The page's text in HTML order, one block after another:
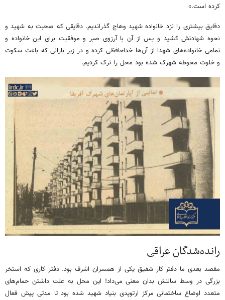
کرده است.»
دقایق بیشتری را نزد خانواده شهید وهاج گذراندیم. دقایقی که صحبت به شهید و
نحوه شهادتش کشید و پس از آن با آرزوی صبر و موفقیت برای این خانواده و
تمامی خانواده‌های شهدا از آن‌ها خداحافظی کرده و در زیر بارانی که باعث سکوت
و خلوت محوطه شهرک شده بود محل را ترک کردیم.
رانده‌شدگان عراقی
مقصد بعدی ما دفتر کار شفیق یکی از همسران اشرف بود. دفتر کاری که استخر
بزرگی در وسط سالنش بدان معنی می‌داد! این محل به علت داشتن حمام‌های
متعدد اوضاع ساختمانی مرکز ارتوپدی بنیاد شهید شده بود تا مدتی پیش فعال